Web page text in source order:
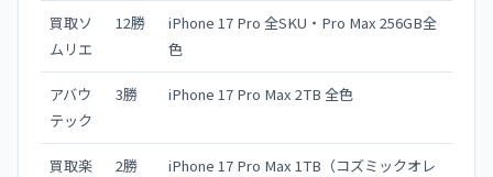
買取ソ
ムリエ
12勝
iPhone 17 Pro 全SKU・Pro Max 256GB全
色
アバウ
テック
3勝 iPhone 17 Pro Max 2TB 全色
買取楽 2勝 iPhone 17 Pro Max 1TB（コズミックオレ